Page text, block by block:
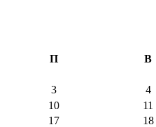
П В
3 4
10
11
17
18